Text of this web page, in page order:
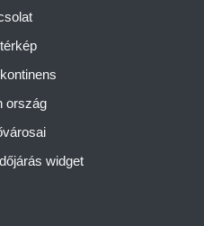
ország
widget